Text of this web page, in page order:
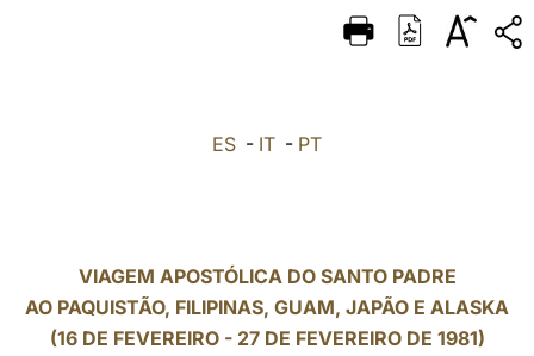
DEUTSCH
ES - IT - PT
VIAGEM APOSTÓLICA DO SANTO PADRE
AO PAQUISTÃO, FILIPINAS, GUAM, JAPÃO E ALASKA
(16 DE FEVEREIRO - 27 DE FEVEREIRO DE 1981)